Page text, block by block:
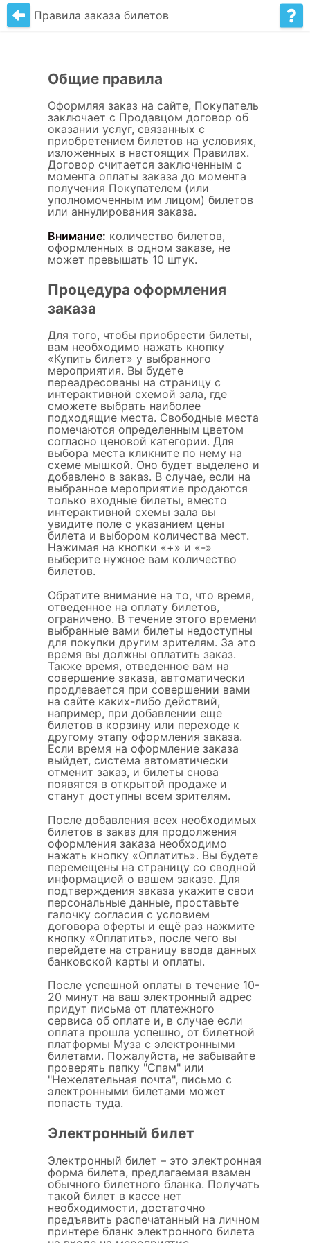
Правила заказа билетов
Общие правила
Оформляя заказ на сайте, Покупатель
заключает c Продавцом договор об
оказании услуг, связанных с
приобретением билетов на условиях,
изложенных в настоящих Правилах.
Договор считается заключенным с
момента оплаты заказа до момента
получения Покупателем (или
уполномоченным им лицом) билетов
или аннулирования заказа.
Внимание: количество билетов,
оформленных в одном заказе, не
может превышать 10 штук.
Процедура оформления
заказа
Для того, чтобы приобрести билеты,
вам необходимо нажать кнопку
«Купить билет» у выбранного
мероприятия. Вы будете
переадресованы на страницу с
интерактивной схемой зала, где
сможете выбрать наиболее
подходящие места. Свободные места
помечаются определенным цветом
согласно ценовой категории. Для
выбора места кликните по нему на
схеме мышкой. Оно будет выделено и
добавлено в заказ. В случае, если на
выбранное мероприятие продаются
только входные билеты, вместо
интерактивной схемы зала вы
увидите поле с указанием цены
билета и выбором количества мест.
Нажимая на кнопки «+» и «-»
выберите нужное вам количество
билетов.
Обратите внимание на то, что время,
отведенное на оплату билетов,
ограничено. В течение этого времени
выбранные вами билеты недоступны
для покупки другим зрителям. За это
время вы должны оплатить заказ.
Также время, отведенное вам на
совершение заказа, автоматически
продлевается при совершении вами
на сайте каких-либо действий,
например, при добавлении еще
билетов в корзину или переходе к
другому этапу оформления заказа.
Если время на оформление заказа
выйдет, система автоматически
отменит заказ, и билеты снова
появятся в открытой продаже и
станут доступны всем зрителям.
После добавления всех необходимых
билетов в заказ для продолжения
оформления заказа необходимо
нажать кнопку «Оплатить». Вы будете
перемещены на страницу со сводной
информацией о вашем заказе. Для
подтверждения заказа укажите свои
персональные данные, проставьте
галочку согласия с условием
договора оферты и ещё раз нажмите
кнопку «Оплатить», после чего вы
перейдете на страницу ввода данных
банковской карты и оплаты.
После успешной оплаты в течение 10-
20 минут на ваш электронный адрес
придут письма от платежного
сервиса об оплате и, в случае если
оплата прошла успешно, от билетной
платформы Муза с электронными
билетами. Пожалуйста, не забывайте
проверять папку "Спам" или
"Нежелательная почта", письмо с
электронными билетами может
попасть туда.
Электронный билет
Электронный билет – это электронная
форма билета, предлагаемая взамен
обычного билетного бланка. Получать
такой билет в кассе нет
необходимости, достаточно
предъявить распечатанный на личном
принтере бланк электронного билета